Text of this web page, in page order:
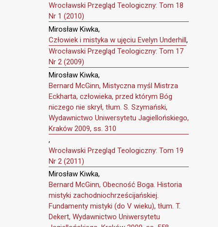
Wrocławski Przegląd Teologiczny: Tom 18
Nr 1 (2010)
Mirosław Kiwka,
Człowiek i mistyka w ujęciu Evelyn Underhill,
Wrocławski Przegląd Teologiczny: Tom 17
Nr 2 (2009)
Mirosław Kiwka,
Bernard McGinn, Mistyczna myśl Mistrza
Eckharta, człowieka, przed którym Bóg
niczego nie skrył, tłum. S. Szymański,
Wydawnictwo Uniwersytetu Jagiellońskiego,
Kraków 2009, ss. 310
,
Wrocławski Przegląd Teologiczny: Tom 19
Nr 2 (2011)
Mirosław Kiwka,
Bernard McGinn, Obecność Boga. Historia
mistyki zachodniochrześcijańskiej.
Fundamenty mistyki (do V wieku), tłum. T.
Dekert, Wydawnictwo Uniwersytetu